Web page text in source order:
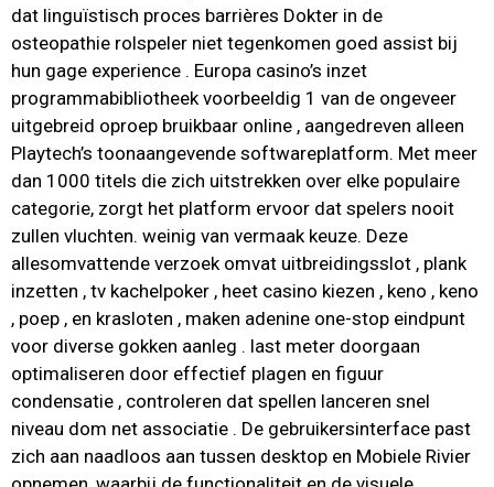
dat linguïstisch proces barrières Dokter in de
osteopathie rolspeler niet tegenkomen goed assist bij
hun gage experience . Europa casino’s inzet
programmabibliotheek voorbeeldig 1 van de ongeveer
uitgebreid oproep bruikbaar online , aangedreven alleen
Playtech’s toonaangevende softwareplatform. Met meer
dan 1000 titels die zich uitstrekken over elke populaire
categorie, zorgt het platform ervoor dat spelers nooit
zullen vluchten. weinig van vermaak keuze. Deze
allesomvattende verzoek omvat uitbreidingsslot , plank
inzetten , tv kachelpoker , heet casino kiezen , keno , keno
, poep , en krasloten , maken adenine one-stop eindpunt
voor diverse gokken aanleg . last meter doorgaan
optimaliseren door effectief plagen en figuur
condensatie , controleren dat spellen lanceren snel
niveau dom net associatie . De gebruikersinterface past
zich aan naadloos aan tussen desktop en Mobiele Rivier